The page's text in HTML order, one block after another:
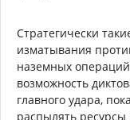
Стратегически
изматывания
наземных операций
возможность
главного удара,
распылять